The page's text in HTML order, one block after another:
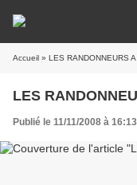
Accueil » LES RANDONNEURS
LES
Publié le 11/11/2008 à 16:13